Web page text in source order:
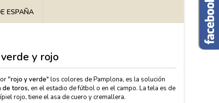
ESPAÑA
y rojo
"rojo y verde" los colores de Pamplona, es la solución
de toros, en el estadio de fútbol o en el campo. La tela es de
rojo, tiene el asa de cuero y cremallera.